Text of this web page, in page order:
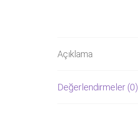
Açıklama
Değerlendirmeler (0)